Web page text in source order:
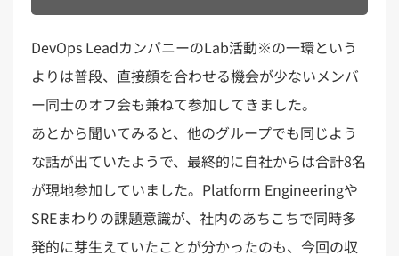
DevOps LeadカンパニーのLab活動※の一環という
よりは普段、直接顔を合わせる機会が少ないメンバ
ー同士のオフ会も兼ねて参加してきました。
あとから聞いてみると、他のグループでも同じよう
な話が出ていたようで、最終的に自社からは合計8名
が現地参加していました。Platform Engineeringや
SREまわりの課題意識が、社内のあちこちで同時多
発的に芽生えていたことが分かったのも、今回の収